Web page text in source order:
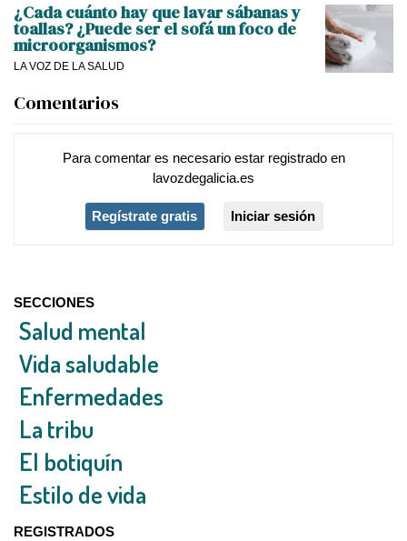
¿Cada cuánto hay que lavar sábanas y
toallas? ¿Puede ser el sofá un foco de
microorganismos?
LA VOZ DE LA SALUD
Comentarios
Para comentar es necesario estar registradoen
lavozdegalicia.es
Regístrate gratis Iniciar sesión
SECCIONES
Salud mental
Vida saludable
Enfermedades
La tribu
El botiquín
Estilo de vida
REGISTRADOS